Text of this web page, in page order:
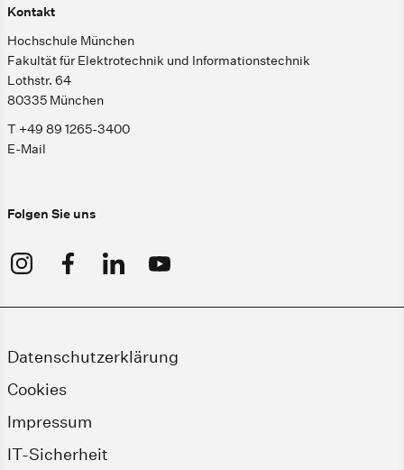
Kontakt
Hochschule München
Fakultät für Elektrotechnik und Informationstechnik
Lothstr. 64
80335 München
T +49 89 1265-3400
E-Mail
Folgen Sie uns
Datenschutzerklärung
Cookies
Impressum
IT-Sicherheit